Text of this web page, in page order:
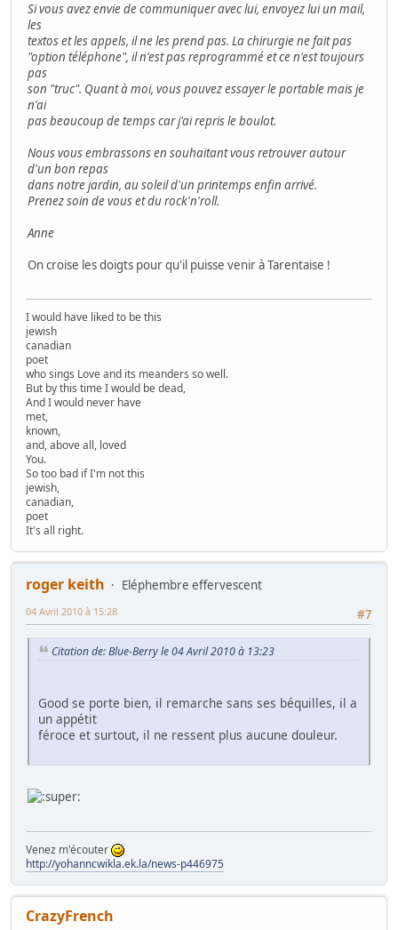
Si vous avez envie de communiquer avec lui, envoyez lui un mail,
les
textos et les appels, il ne les prend pas. La chirurgie ne fait pas
"option téléphone", il n'est pas reprogrammé et ce n'est toujours
pas
son "truc". Quant à moi, vous pouvez essayer le portable mais je
n'ai
pas beaucoup de temps car j'ai repris le boulot.
Nous vous embrassons en souhaitant vous retrouver autour
d'un bon repas
dans notre jardin, au soleil d'un printemps enfin arrivé.
Prenez soin de vous et du rock'n'roll.
Anne
On croise les doigts pour qu'il puisse venir à Tarentaise !
I would have liked to be this
jewish
canadian
poet
who sings Love and its meanders so well.
But by this time I would be dead,
And I would never have
met,
known,
and, above all, loved
You.
So too bad if I'm not this
jewish,
canadian,
poet
It's all right.
roger keith
Eléphembre effervescent
#7
04 Avril 2010 à 15:28
Citation de: Blue-Berry le 04 Avril 2010 à 13:23
Good se porte bien, il remarche sans ses béquilles, il a
un appétit
féroce et surtout, il ne ressent plus aucune douleur.
Venez m'écouter
http://yohanncwikla.ek.la/news-p446975
CrazyFrench